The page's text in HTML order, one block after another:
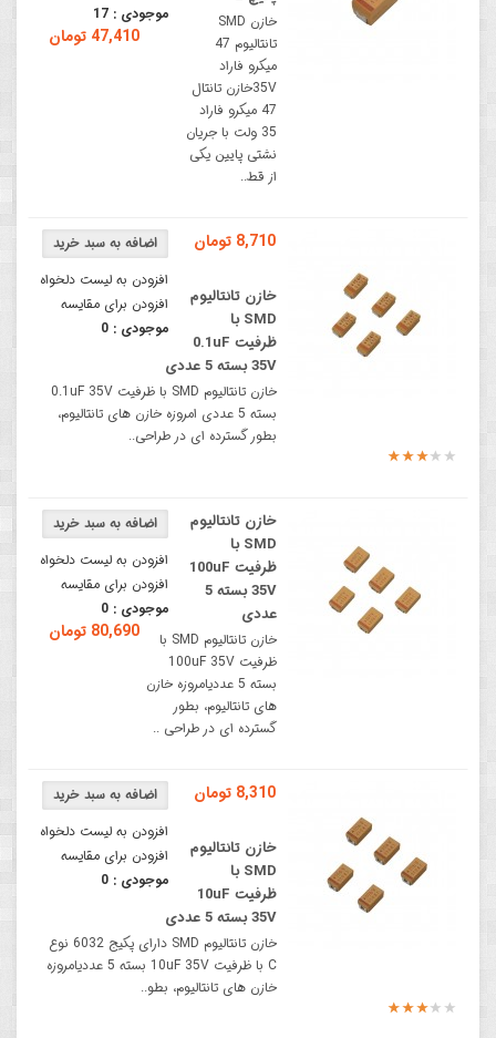
موجودی : 17
47,410 تومان
خازن SMD
تانتالیوم 47
میکرو فاراد
35Vخازن تانتال
47 میکرو فاراد
35 ولت با جریان
نشتی پایین یکی
از قط..
افزودن به لیست دلخواه
افزودن برای مقایسه
موجودی : 0
8,710 تومان
خازن تانتالیوم
SMD با
ظرفیت 0.1uF
35V بسته 5 عددی
خازن تانتالیوم SMD با ظرفیت 0.1uF 35V
بسته 5 عددی امروزه خازن های تانتالیوم،
بطور گسترده ای در طراحی..
افزودن به لیست دلخواه
افزودن برای مقایسه
موجودی : 0
80,690 تومان
خازن تانتالیوم
SMD با
ظرفیت 100uF
35V بسته 5
عددی
خازن تانتالیوم SMD با
ظرفیت 100uF 35V
بسته 5 عددیامروزه خازن
های تانتالیوم، بطور
گسترده ای در طراحی ..
افزودن به لیست دلخواه
افزودن برای مقایسه
موجودی : 0
8,310 تومان
خازن تانتالیوم
SMD با
ظرفیت 10uF
35V بسته 5 عددی
خازن تانتالیوم SMD دارای پکیج 6032 نوع
C با ظرفیت 10uF 35V بسته 5 عددیامروزه
خازن های تانتالیوم، بطو..